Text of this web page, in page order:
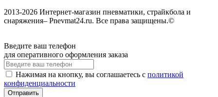
2013-2026 Интернет-магазин пневматики, страйкбола и
снаряжения– Pnevmat24.ru. Все права защищены.©
Введите ваш телефон
для оперативного оформления заказа
Нажимая на кнопку, вы соглашаетесь с политикой
конфиденциальности
Отправить